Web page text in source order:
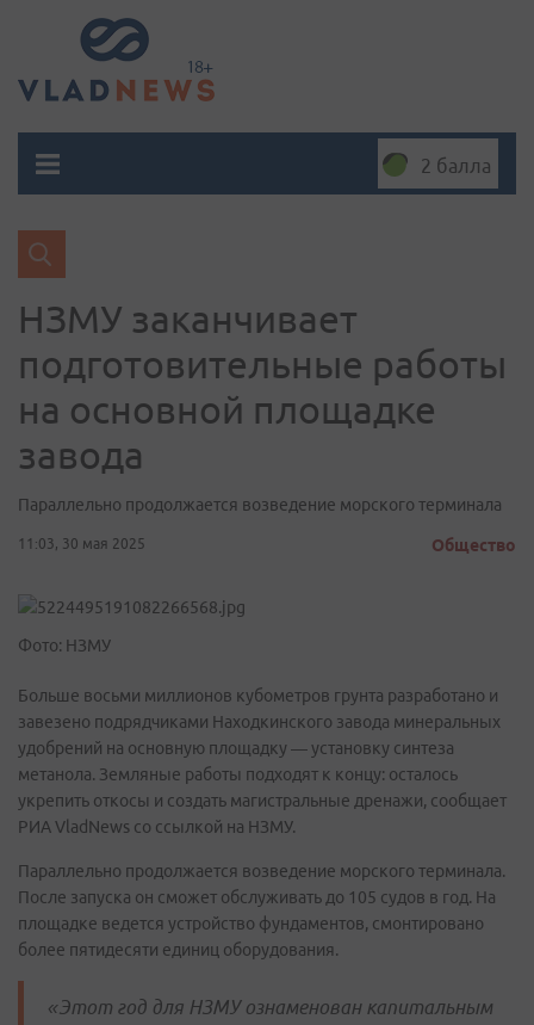
2 балла
НЗМУ заканчивает
подготовительные работы
на основной площадке
завода
Параллельно продолжается возведение морского терминала
11:03, 30 мая 2025 Общество
Фото: НЗМУ
Больше восьми миллионов кубометров грунта разработано и
завезено подрядчиками Находкинского завода минеральных
удобрений на основную площадку — установку синтеза
метанола. Земляные работы подходят к концу: осталось
укрепить откосы и создать магистральные дренажи, сообщает
РИА VladNews со ссылкой на НЗМУ.
Параллельно продолжается возведение морского терминала.
После запуска он сможет обслуживать до 105 судов в год. На
площадке ведется устройство фундаментов, смонтировано
более пятидесяти единиц оборудования.
«Этот год для НЗМУ ознаменован капитальным